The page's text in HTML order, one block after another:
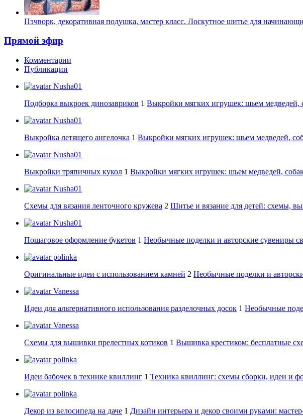
Пэчворк, декоративная подушка, мастер класс. Лоскутное шитье для
Прямой эфир
Комментарии
Публикации
Nusha01
Подборка выкроек динозавриков 1 Выкройки мягких игрушек: шьем медведей,
Nusha01
Выкройка летящего ангелочка 1 Выкройки мягких игрушек: шьем медведей,
Nusha01
Выкройки тряпичных кукол 1 Выкройки мягких игрушек: шьем медведей,
Nusha01
Схемы для вязания ленточного кружева 2 Шитье и вязание для детей: схемы,
Nusha01
Пошаговое оформление букетов 1 Необычные поделки и авторские сувениры
polinka
Оригинальные идеи с использованием камней 2 Необычные поделки и
Vanessa
Идеи для альтернативного использования разделочных досок 1 Необычные
Vanessa
Схемы для вышивки прелестных котиков 1 Вышивка крестиком: бесплатные
polinka
Идеи бабочек в технике квиллинг 1 Техника квиллинг: схемы сборки, идеи и
polinka
Декор из велосипеда на даче 1 Дизайн интерьера и декор своими руками: